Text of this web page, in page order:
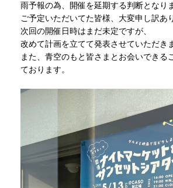
雨予報の為、開催を延期する判断となり
ご予定いただいてた皆様、大変申し訳あ
次回の開催日時はまだ未定ですが、
改めて計画を立てて発表させていただき
また、青空のもと皆さまとお会いできる
ております。